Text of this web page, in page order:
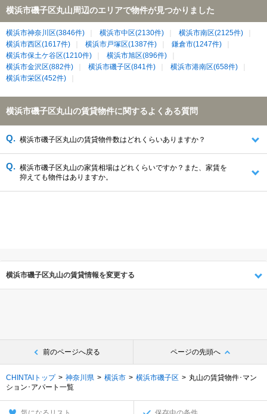
横浜市磯子区丸山周辺のエリアで物件が見つかりました
横浜市神奈川区(3846件) 横浜市中区(2130件)
横浜市南区(2125件)
横浜市西区(1617件)
横浜市戸塚区(1387件)
鎌倉市(1247件)
横浜市保土ケ谷区(1210件)
横浜市旭区(896件)
横浜市金沢区(882件)
横浜市磯子区(841件)
横浜市港南区(658件)
横浜市栄区(452件)
横浜市磯子区丸山の賃貸物件に関するよくある質問
横浜市磯子区丸山の賃貸物件数はどれくらいありますか？
横浜市磯子区丸山の家賃相場はどれくらいですか？また、家賃を
抑えても物件はありますか。
横浜市磯子区丸山の賃貸情報を変更する
前のページへ戻る ページの先頭へ
CHINTAIトップ 神奈川県 横浜市 横浜市磯子区
丸山の賃貸物件･マン
ション･アパート一覧